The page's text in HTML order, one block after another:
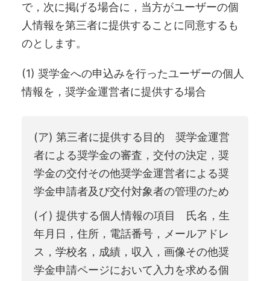
で，次に掲げる場合に，当方がユーザーの個
人情報を第三者に提供することに同意するも
のとします。
(1) 奨学金への申込みを行ったユーザーの個人
情報を，奨学金運営者に提供する場合
(ア) 第三者に提供する目的 奨学金運営
者による奨学金の審査，交付の決定，奨
学金の交付その他奨学金運営者による奨
学金申請者及び交付対象者の管理のため
(イ) 提供する個人情報の項目 氏名，生
年月日，住所，電話番号，メールアドレ
ス，学校名，成績，収入，画像その他奨
学金申請ページにおいて入力を求める個